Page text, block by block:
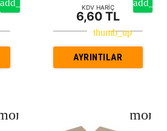
KDV HARİÇ
6,60 TL
AYRINTILAR